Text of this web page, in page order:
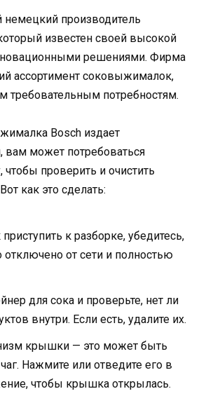
производитель
известен своей высокой
решениями. Фирма
ассортимент соковыжималок,
потребностям.
Bosch издает
может потребоваться
проверить и очистить
как это сделать:
к разборке, убедитесь,
отключено от сети и полностью
для сока и проверьте, нет ли
внутри. Если есть, удалите их.
крышки — это может быть
Нажмите или отведите его в
чтобы крышка открылась.